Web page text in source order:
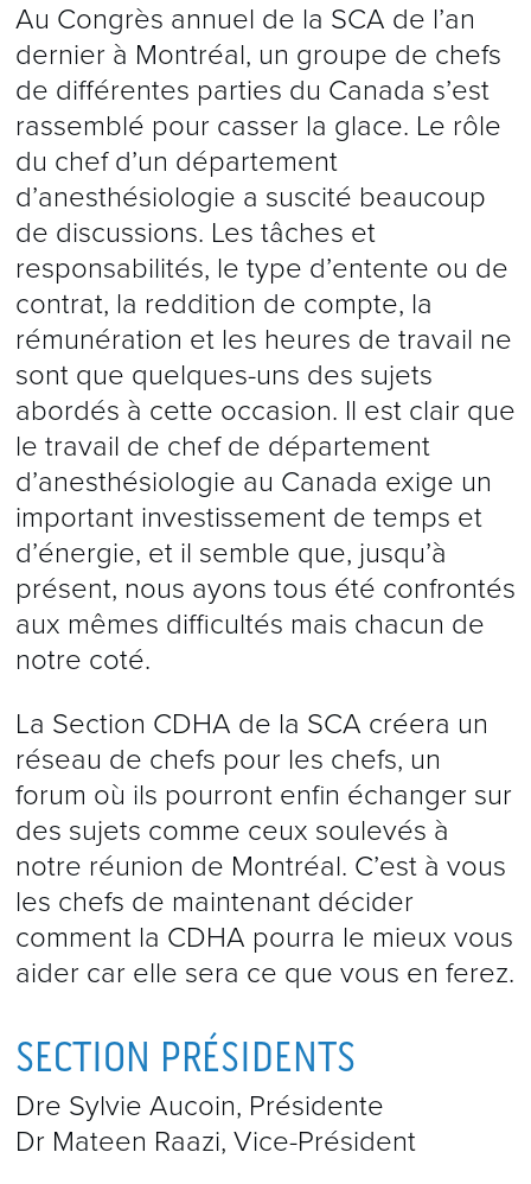
Au Congrès annuel de la SCA de l’an
dernier à Montréal, un groupe de chefs
de différentes parties du Canada s’est
rassemblé pour casser la glace. Le rôle
du chef d’un département
d’anesthésiologie a suscité beaucoup
de discussions. Les tâches et
responsabilités, le type d’entente ou de
contrat, la reddition de compte, la
rémunération et les heures de travail ne
sont que quelques-uns des sujets
abordés à cette occasion. Il est clair que
le travail de chef de département
d’anesthésiologie au Canada exige un
important investissement de temps et
d’énergie, et il semble que, jusqu’à
présent, nous ayons tous été confrontés
aux mêmes difficultés mais chacun de
notre coté.
La Section CDHA de la SCA créera un
réseau de chefs pour les chefs, un
forum où ils pourront enfin échanger sur
des sujets comme ceux soulevés à
notre réunion de Montréal. C’est à vous
les chefs de maintenant décider
comment la CDHA pourra le mieux vous
aider car elle sera ce que vous en ferez.
SECTION PRÉSIDENTS
Dre Sylvie Aucoin, Présidente
Dr Mateen Raazi, Vice-Président